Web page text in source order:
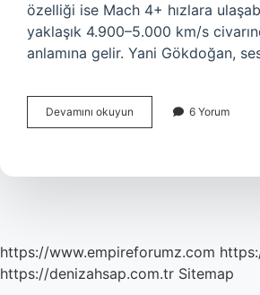
özelliği ise Mach 4+ hızlara
yaklaşık 4.900–5.000 km/s
anlamına gelir. Yani Gökdoğan,
Devamını okuyun Gökdoğan
kaç
yapar
6 Yorum
https://www.empireforumz.com
https://denizahsap.com.tr Sitemap